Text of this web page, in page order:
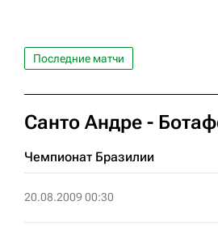
Последние матчи
Санто Андре -
Чемпионат Бразилии
20.08.2009 00:30